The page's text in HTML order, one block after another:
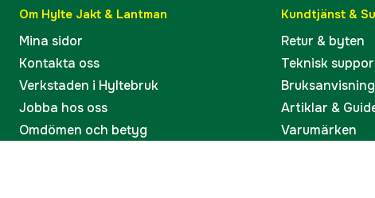
Om Hylte Jakt & Lantman
Mina sidor
Kontakta oss
Verkstaden i Hyltebruk
Jobba hos oss
Omdömen och betyg
Kundtjänst &
Retur & byten
Teknisk
Artiklar &
Varumärken